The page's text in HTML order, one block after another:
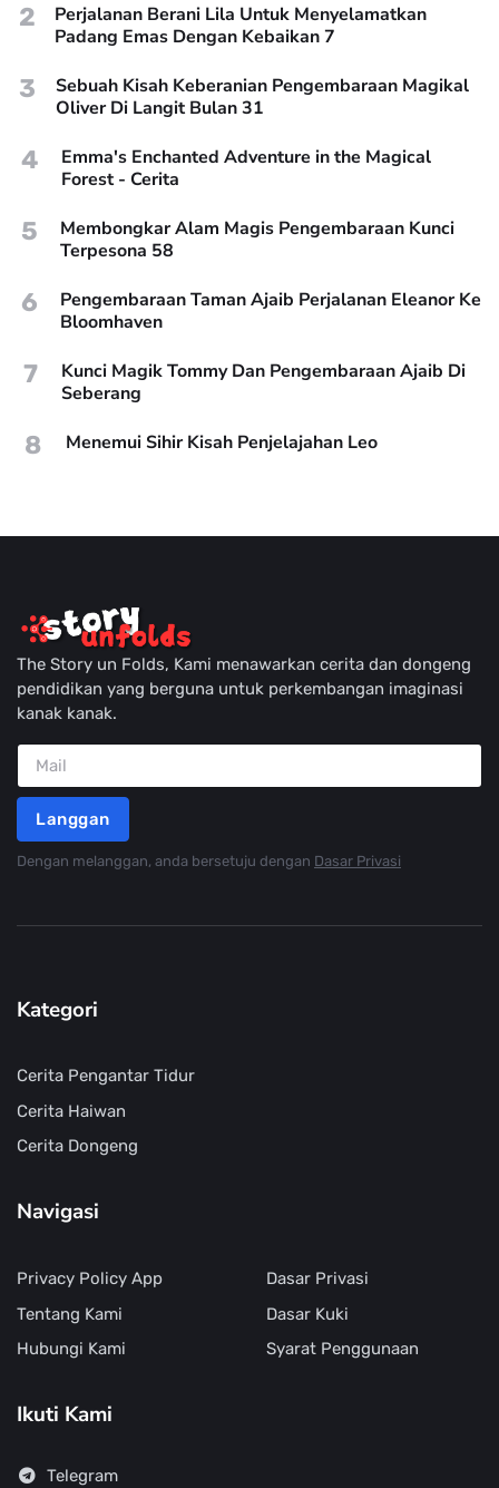
2
Perjalanan Berani Lila Untuk Menyelamatkan
Padang Emas Dengan Kebaikan 7
3
Sebuah Kisah Keberanian Pengembaraan Magikal
Oliver Di Langit Bulan 31
4
Emma's Enchanted Adventure in the Magical
Forest - Cerita
5
Membongkar Alam Magis Pengembaraan Kunci
Terpesona 58
6
Pengembaraan Taman Ajaib Perjalanan Eleanor Ke
Bloomhaven
7
Kunci Magik Tommy Dan Pengembaraan Ajaib Di
Seberang
8 Menemui Sihir Kisah Penjelajahan Leo
The Story un Folds, Kami menawarkan cerita dan dongeng
pendidikan yang berguna untuk perkembangan imaginasi
kanak kanak.
Langgan
Dengan melanggan, anda bersetuju dengan Dasar Privasi
Kategori
Cerita Pengantar Tidur
Cerita Haiwan
Cerita Dongeng
Navigasi
Privacy Policy App
Tentang Kami
Hubungi Kami
Dasar Privasi
Dasar Kuki
Syarat Penggunaan
Ikuti Kami
Telegram